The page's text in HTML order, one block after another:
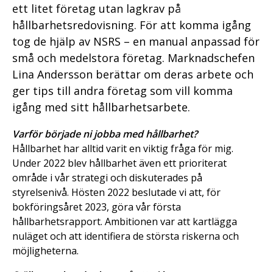
ett litet företag utan lagkrav på
hållbarhetsredovisning. För att komma igång
tog de hjälp av NSRS – en manual anpassad för
små och medelstora företag. Marknadschefen
Lina Andersson berättar om deras arbete och
ger tips till andra företag som vill komma
igång med sitt hållbarhetsarbete.
Varför började ni jobba med hållbarhet?
Hållbarhet har alltid varit en viktig fråga för mig.
Under 2022 blev hållbarhet även ett prioriterat
område i vår strategi och diskuterades på
styrelsenivå. Hösten 2022 beslutade vi att, för
bokföringsåret 2023, göra vår första
hållbarhetsrapport. Ambitionen var att kartlägga
nuläget och att identifiera de största riskerna och
möjligheterna.